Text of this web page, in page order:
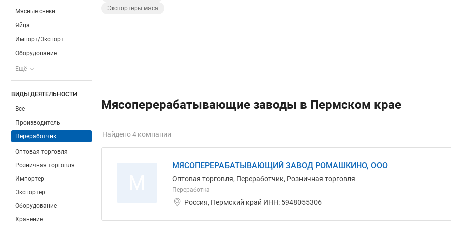
Мясные снеки
Яйца
Импорт/Экспорт
Оборудование
Ещё
ВИДЫ ДЕЯТЕЛЬНОСТИ
Все
Производитель
Переработчик
Оптовая торговля
Розничная торговля
Импортер
Экспортер
Оборудование
Хранение
Экспортеры мяса
Мясоперерабатывающие заводы в Пермском крае
Найдено 4 компании
МЯСОПЕРЕРАБАТЫВАЮЩИЙ ЗАВОД РОМАШКИНО, ООО
Оптовая торговля, Переработчик, Розничная торговля
Переработка
Россия, Пермский край ИНН: 5948055306